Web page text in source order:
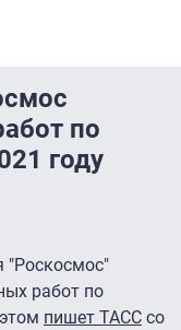
по
году
"Роскосмос"
работ по
пишет ТАСС со